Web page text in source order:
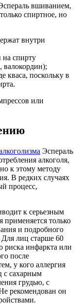
вшиванием,
спиртное, но
внутри
на спирту
валокордин);
кваса, поскольку в
или
Эспераль
алкоголя,
к этому методу
В редких случаях
процесс,
к серьезным
применяется только
и подробного
лиц старше 60
риска инфаркта или
после
у кого аллергия
с сахарным
грудью, с
рекомендован он